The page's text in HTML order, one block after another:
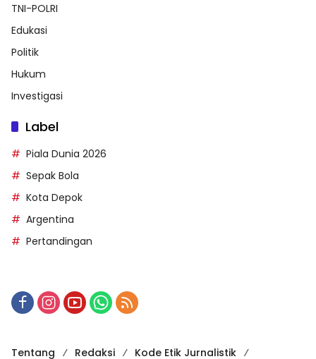
TNI-POLRI
Edukasi
Politik
Hukum
Investigasi
Label
Piala Dunia 2026
Sepak Bola
Kota Depok
Argentina
Pertandingan
Tentang Redaksi Kode Etik Jurnalistik